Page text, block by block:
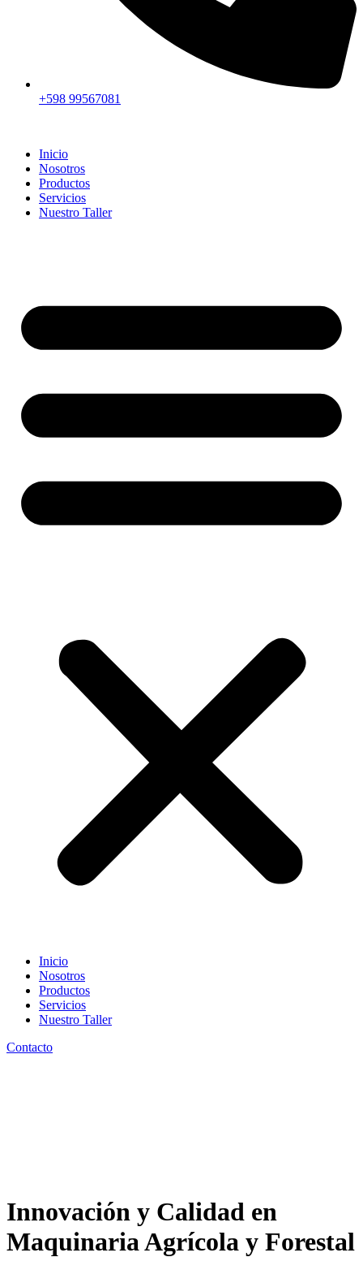
+598 99567081
Inicio
Nosotros
Productos
Servicios
Nuestro Taller
Inicio
Nosotros
Productos
Servicios
Nuestro Taller
Contacto
Innovación y Calidad en
Maquinaria Agrícola y Forestal